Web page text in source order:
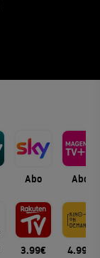
Abo Abo
3.99€ 4.99€